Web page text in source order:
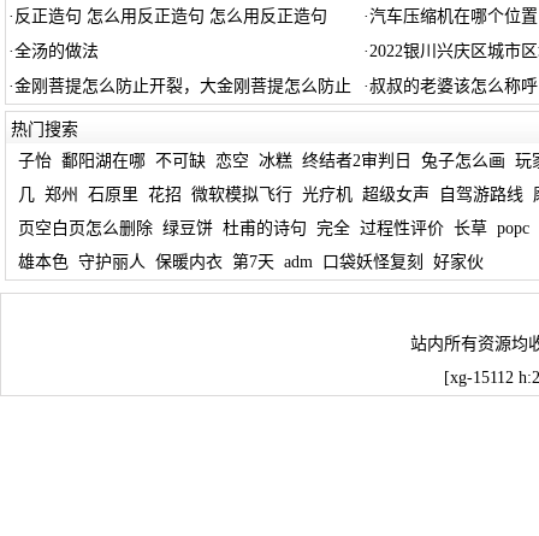
· 反正造句 怎么用反正造句 怎么用反正造句 ·汽车压缩机在哪个位置
·全汤的做法 ·2022银川兴庆区城市
·金刚菩提怎么防止开裂，大金刚菩提怎么防止 ·叔叔的老婆该怎么称
热门搜索
子怡 鄱阳湖在哪 不可缺 恋空 冰糕 终结者2审判日 兔子怎么画 玩
几 郑州 石原里 花招 微软模拟飞行 光疗机 超级女声 自驾游路线
页空白页怎么删除 绿豆饼 杜甫的诗句 完全 过程性评价 长草 popc
雄本色 守护丽人 保暖内衣 第7天 adm 口袋妖怪复刻 好家伙
站内所有资源均
[xg-15112